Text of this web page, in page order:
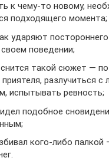
к чему-то новому,
подходящего момента;
ударяют
поведении;
такой сюжет —
разлучиться
испытывать ревность;
подобное
кого-либо палкой